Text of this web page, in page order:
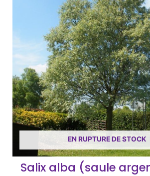
EN RUPTURE DE STOCK
Salix alba (saule